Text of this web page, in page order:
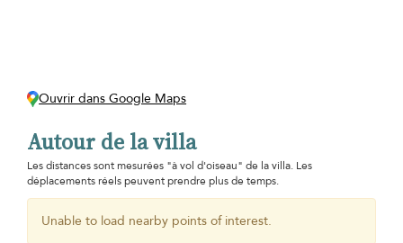
Ouvrir dans Google Maps
Autour de la villa
Les distances sont mesurées "à vol d'oiseau" de la villa. Les
déplacements réels peuvent prendre plus de temps.
Unable to load nearby points of interest.